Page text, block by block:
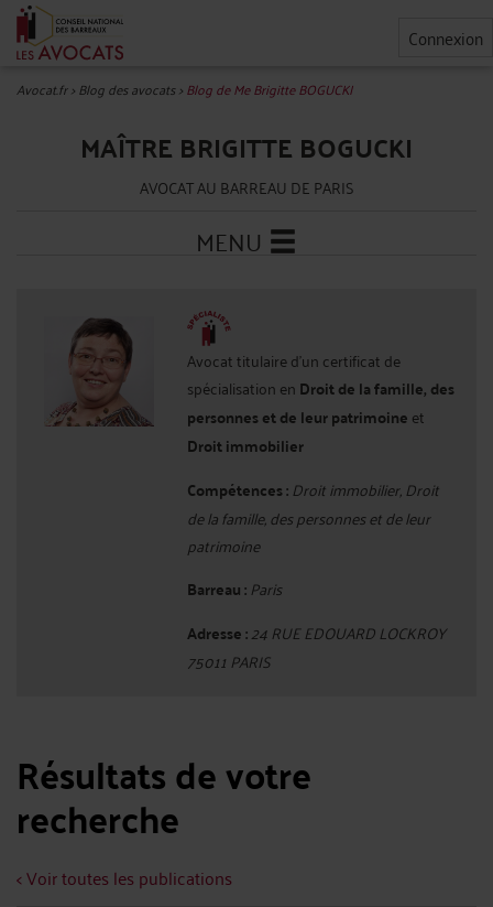
Connexion
Avocat.fr>Blog des avocats>Blog de Me Brigitte BOGUCKI
MAÎTRE BRIGITTE BOGUCKI
AVOCAT AU BARREAU DE PARIS
MENU
Avocat titulaire d'un certificat de
spécialisation en Droit de la famille, des
personnes et de leur patrimoine et
Droit immobilier
Compétences : Droit immobilier, Droit
de la famille, des personnes et de leur
patrimoine
Barreau : Paris
Adresse :24 RUE EDOUARD LOCKROY
75011 PARIS
Résultats de votre
recherche
< Voir toutes les publications